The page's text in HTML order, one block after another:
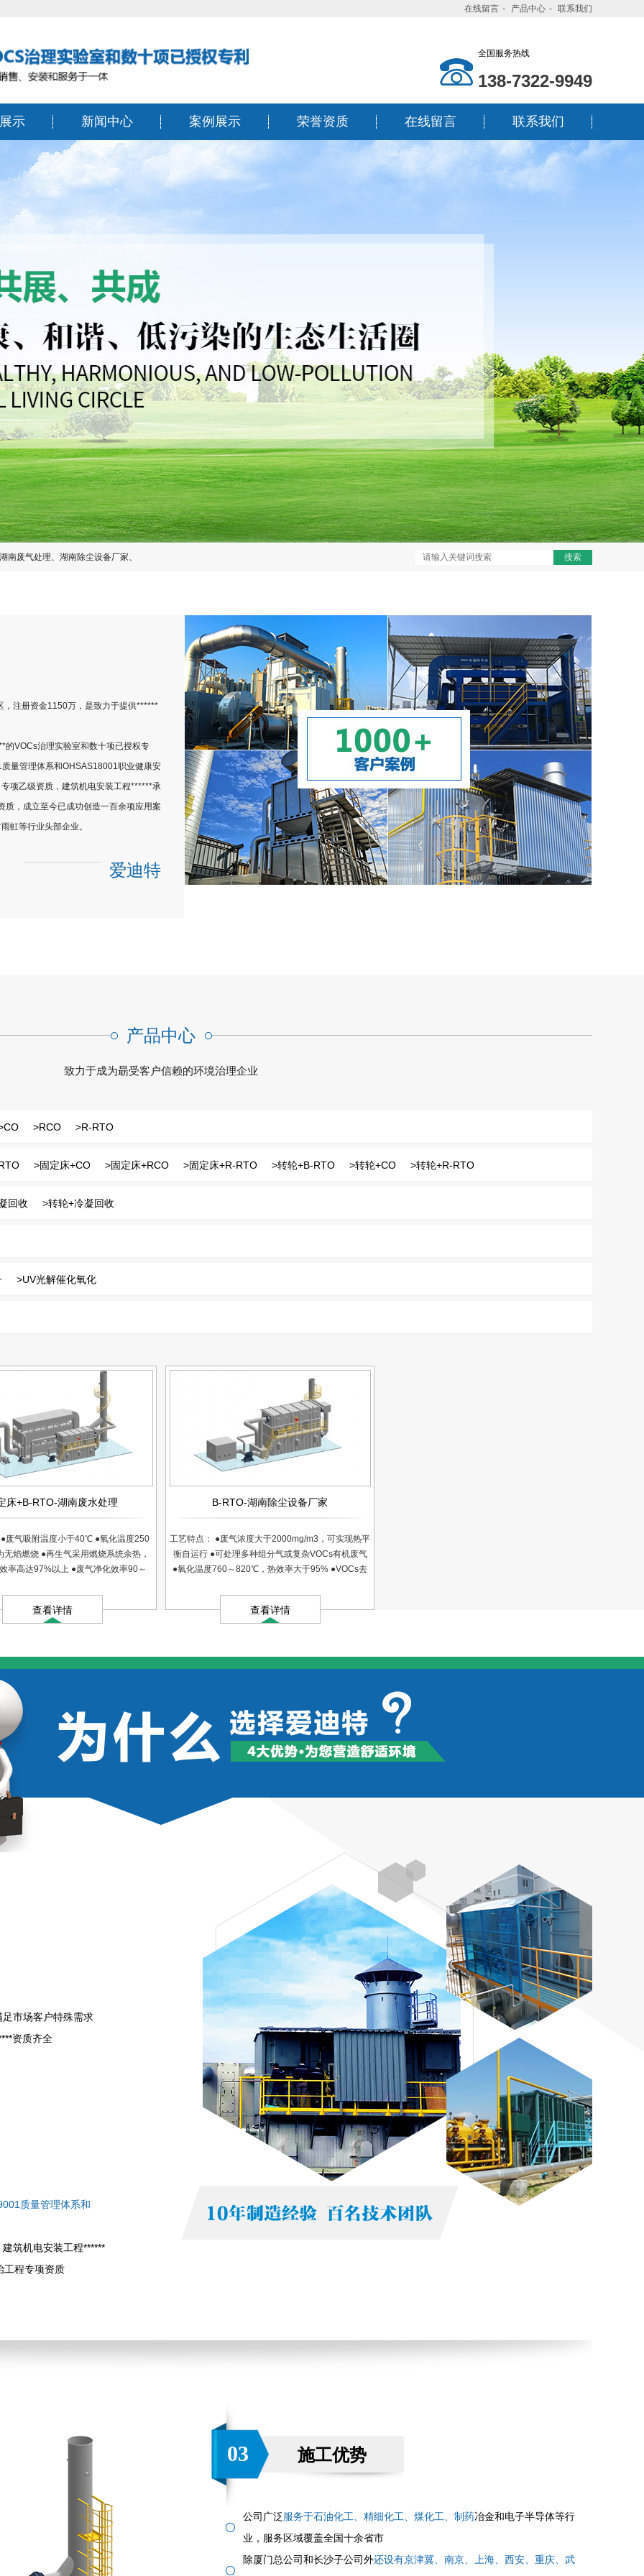
在线留言 - 产品中心 - 联系我们
全国服务热线
138-7322-9949
示 新闻中心 案例展示 荣誉资质 在线留言 联系我们
湖南废气处理、 湖南除尘设备厂家、
，注册资金1150万，是致力于提供******
的VOCs治理实验室和数十项已授权专
量管理体系和OHSAS18001职业健康安
项乙级资质，建筑机电安装工程******承
，成立至今已成功创造一百余项应用案
虹等行业头部企业。
展趋势，积极研发VOCs的回收利用工
立健全各项管理制度，明晰企业文化旨
爱迪特
产品中心
致力于成为朂受客户信赖的环境治理企业
>RCO >R-RTO
>固定床+CO >固定床+RCO >固定床+R-RTO >转轮+B-RTO >转轮+CO >转轮+R-RTO
回收 >转轮+冷凝回收
>UV光解催化氧化
床+B-RTO-湖南废水处理
废气吸附温度小于40℃ ●氧化温度250
焰燃烧 ●再生气采用燃烧系统余热，
率高达97%以上 ●废气净化效率90～
查看详情
B-RTO-湖南除尘设备厂家
工艺特点： ●废气浓度大于2000mg/m3，可实现热平
衡自运行 ●可处理多种组分气或复杂VOCs有机废气
●氧化温度760～820℃，热效率大于95% ●VOCs去
值的有机废气 适用场景/行业 石油化工、油漆、涂
工，复合材料（玻璃纤维、苯乙烯、甲醛）的生产
查看详情
足市场客户特殊需求
资质齐全
质量管理体系和
筑机电安装工程******
工程专项资质
03 施工优势
公司广泛服务于石油化工、精细化工、煤化工、制药冶金和电子半导体等行
业，服务区域覆盖全国十余省市
除厦门总公司和长沙子公司外还设有京津冀、南京、上海、西安、重庆、武